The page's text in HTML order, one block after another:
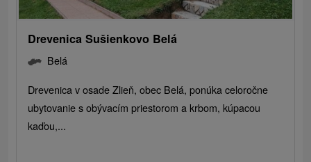
Drevenica Sušienkovo Belá
Belá
Drevenica v osade Zlieň, obec Belá, ponúka celoročne
ubytovanie s obývacím priestorom a krbom, kúpacou
kaďou,...